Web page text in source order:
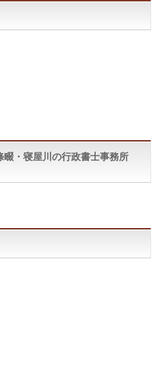
・寝屋川の行政書士事務所